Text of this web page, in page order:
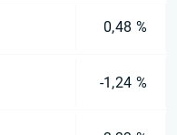
0,48 %
-1,24 %